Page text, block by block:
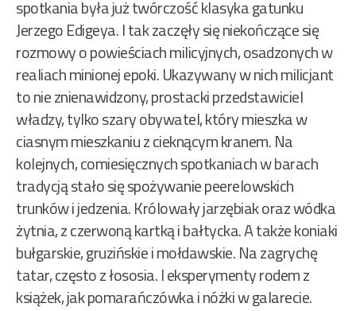
spotkania była już twórczość klasyka gatunku
Jerzego Edigeya. I tak zaczęły się niekończące się
rozmowy o powieściach milicyjnych, osadzonych w
realiach minionej epoki. Ukazywany w nich milicjant
to nie znienawidzony, prostacki przedstawiciel
władzy, tylko szary obywatel, który mieszka w
ciasnym mieszkaniu z cieknącym kranem. Na
kolejnych, comiesięcznych spotkaniach w barach
tradycją stało się spożywanie peerelowskich
trunków i jedzenia. Królowały jarzębiak oraz wódka
żytnia, z czerwoną kartką i bałtycka. A także koniaki
bułgarskie, gruzińskie i mołdawskie. Na zagrychę
tatar, często z łososia. I eksperymenty rodem z
książek, jak pomarańczówka i nóżki w galarecie.